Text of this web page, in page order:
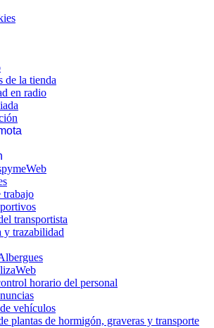
de la tienda
en radio
trabajo
transportista
y trazabilidad
horario del personal
vehículos
plantas de hormigón, graveras y transporte